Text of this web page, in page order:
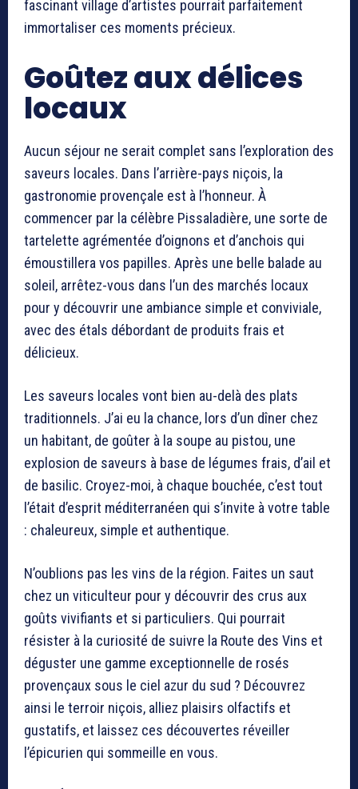
fascinant village d’artistes pourrait parfaitement
immortaliser ces moments précieux.
Goûtez aux délices
locaux
Aucun séjour ne serait complet sans l’exploration des
saveurs locales. Dans l’arrière-pays niçois, la
gastronomie provençale est à l’honneur. À
commencer par la célèbre Pissaladière, une sorte de
tartelette agrémentée d’oignons et d’anchois qui
émoustillera vos papilles. Après une belle balade au
soleil, arrêtez-vous dans l’un des marchés locaux
pour y découvrir une ambiance simple et conviviale,
avec des étals débordant de produits frais et
délicieux.
Les saveurs locales vont bien au-delà des plats
traditionnels. J’ai eu la chance, lors d’un dîner chez
un habitant, de goûter à la soupe au pistou, une
explosion de saveurs à base de légumes frais, d’ail et
de basilic. Croyez-moi, à chaque bouchée, c’est tout
l’était d’esprit méditerranéen qui s’invite à votre table
: chaleureux, simple et authentique.
N’oublions pas les vins de la région. Faites un saut
chez un viticulteur pour y découvrir des crus aux
goûts vivifiants et si particuliers. Qui pourrait
résister à la curiosité de suivre la Route des Vins et
déguster une gamme exceptionnelle de rosés
provençaux sous le ciel azur du sud ? Découvrez
ainsi le terroir niçois, alliez plaisirs olfactifs et
gustatifs, et laissez ces découvertes réveiller
l’épicurien qui sommeille en vous.